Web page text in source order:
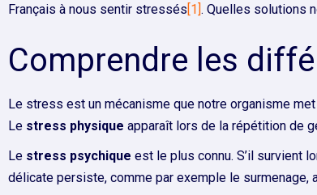
Français à nous sentir stressés[1]. Quelles solutions
Comprendre les
Le stress est un mécanisme que notre organisme met
Le stress physique apparaît lors de la répétition de
Le stress psychique est le plus connu. S’il survient
délicate persiste, comme par exemple le surmenage,